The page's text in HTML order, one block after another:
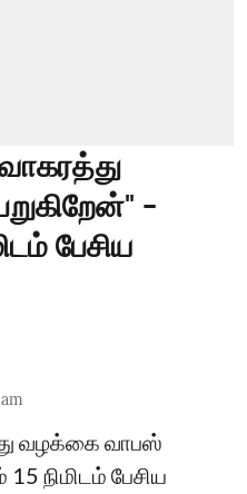
-
பேசிய
வழக்கை வாபஸ்
நிமிடம் பேசிய